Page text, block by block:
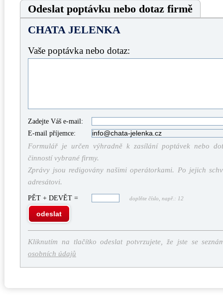
Odeslat poptávku nebo dotaz firmě
CHATA JELENKA
Vaše poptávka nebo dotaz:
Zadejte Váš e-mail:
E-mail příjemce:
Formulář je určen výhradně k zasílání poptávek nebo
činností vybrané firmy.
Zprávy jsou redigovány našimi operátorkami. Po jejich
adresátovi.
PĚT + DEVĚT = doplňte číslo, např.: 12
odeslat
Kliknutím na tlačítko odeslat potvrzujete, že jste se
osobních údajů